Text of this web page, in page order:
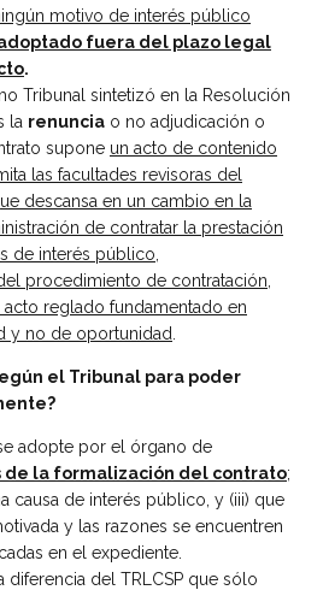
motivo de interés público
fuera del plazo legal
.
Tribunal sintetizó en la Resolución
la renuncia o no adjudicación o
supone un acto de contenido
las facultades revisoras del
descansa en un cambio en la
de contratar la prestación
de interés público
procedimiento de contratación,
reglado fundamentado en
y no de oportunidad
el Tribunal para poder
adopte por el órgano de
de la formalización del contrato;
causa de interés público, y (iii) que
y las razones se encuentren
en el expediente.
diferencia del TRLCSP que sólo